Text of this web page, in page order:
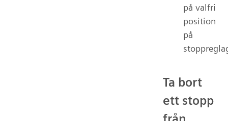
på valfri
position
på
Ta bort
ett stopp